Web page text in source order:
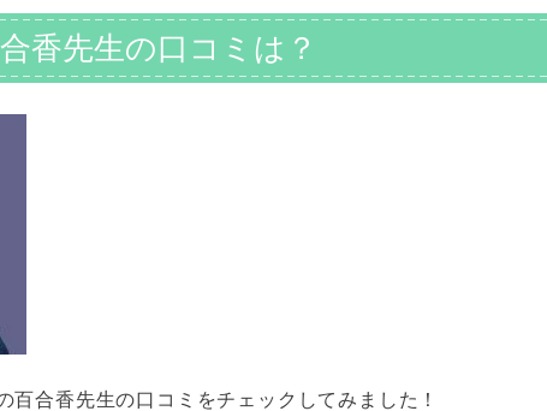
香先生の口コミは？
百合香先生の口コミをチェックしてみました！